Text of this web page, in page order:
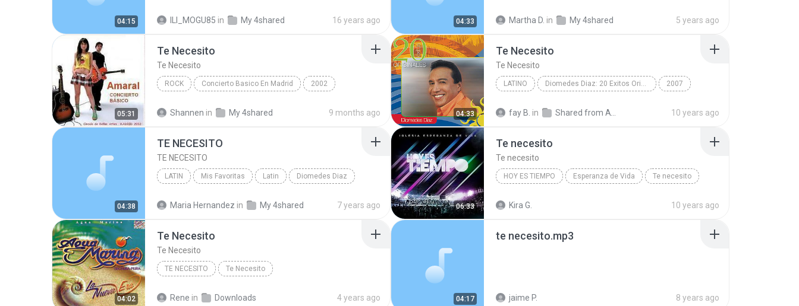
04:15 ILI_MOGU85 in My 4shared 16 years ago 04:33 Martha D. in My 4shared 5 years ago
05:31
Te Necesito
Te Necesito
ROCK Concierto Basico En Madrid 2002
Shannen in My 4shared 9 months ago 04:33
Te Necesito
Te Necesito
LATINO Diomedes Diaz: 20 Exitos Originales 2007
fay B. in 10 years ago
04:38
TE NECESITO
TE NECESITO
LATIN Mis Favoritas Latin Diomedes Diaz
Maria Hernandez in My 4shared 7 years ago 06:33
Te necesito
Te necesito
HOY ES TIEMPO Esperanza de Vida Te necesito
Kira G. 10 years ago
04:02
Te Necesito
Te Necesito
TE NECESITO Te Necesito
Rene in Downloads 4 years ago 04:17
te necesito.mp3
jaime P. 8 years ago